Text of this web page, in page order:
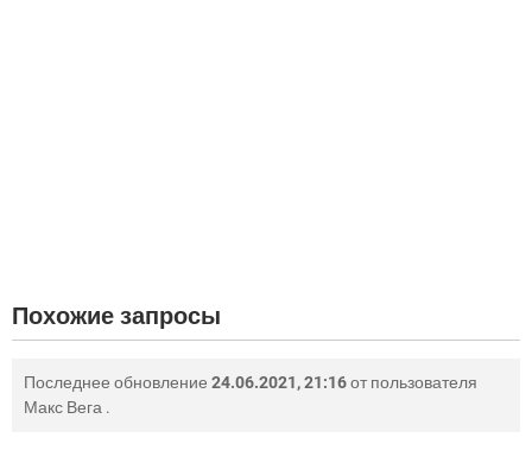
Похожие запросы
Последнее обновление 24.06.2021, 21:16от пользователя
Макс Вега .